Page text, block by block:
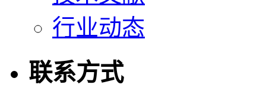
行业动态
联系方式